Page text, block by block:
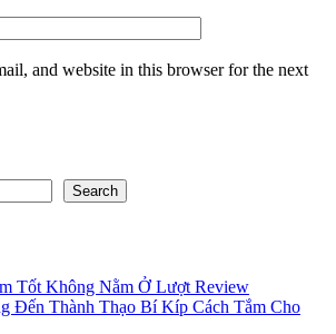
and website in this browser for the next
Search
Tốt Không Nằm Ở Lượt Review
Đến Thành Thạo Bí Kíp Cách Tắm Cho